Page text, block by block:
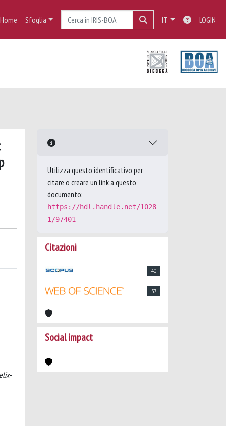
Home Sfoglia IT LOGIN
Utilizza questo identificativo per
citare o creare un link a questo
documento:
https://hdl.handle.net/1028
1/97401
Citazioni
40
37
Social impact